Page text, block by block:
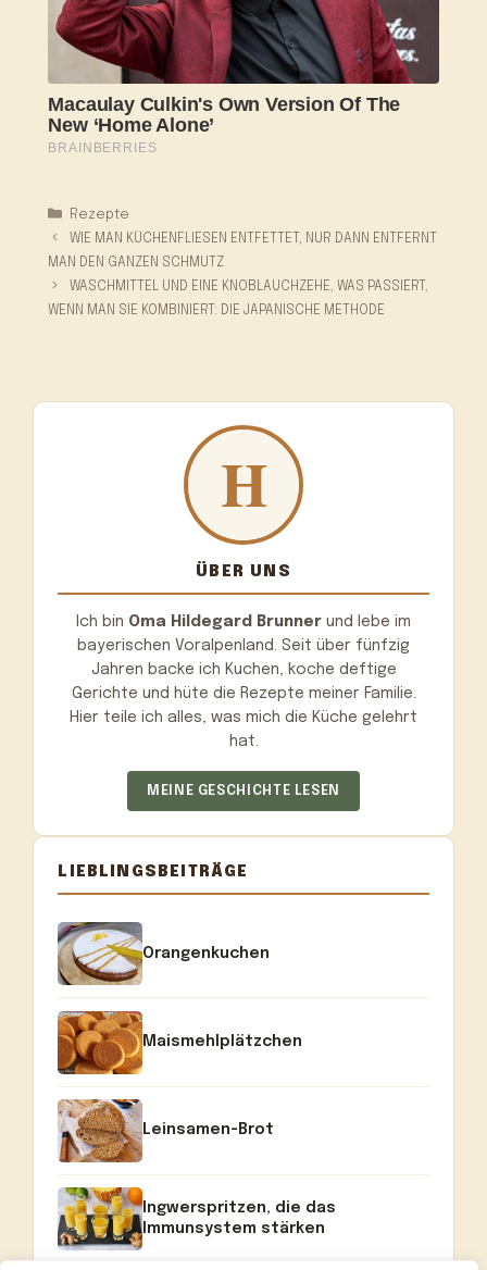
Kategorien
Rezepte
WIE MAN KÜCHENFLIESEN ENTFETTET, NUR DANN ENTFERNT
MAN DEN GANZEN SCHMUTZ
WASCHMITTEL UND EINE KNOBLAUCHZEHE, WAS PASSIERT,
WENN MAN SIE KOMBINIERT: DIE JAPANISCHE METHODE
ÜBER UNS
Ich bin Oma Hildegard Brunner und lebe im
bayerischen Voralpenland. Seit über fünfzig
Jahren backe ich Kuchen, koche deftige
Gerichte und hüte die Rezepte meiner Familie.
Hier teile ich alles, was mich die Küche gelehrt
hat.
MEINE GESCHICHTE LESEN
LIEBLINGSBEITRÄGE
Orangenkuchen
Maismehlplätzchen
Leinsamen-Brot
Ingwerspritzen, die das
Immunsystem stärken